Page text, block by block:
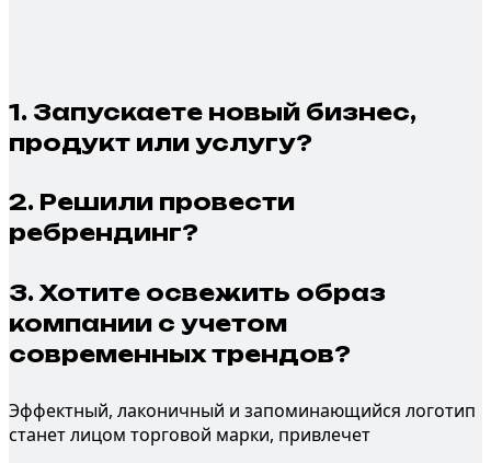
1. Запускаете новый бизнес,
продукт или услугу?
2. Решили провести
ребрендинг?
3. Хотите освежить образ
компании с учетом
современных трендов?
Эффектный, лаконичный и запоминающийся логотип
станет лицом торговой марки, привлечет